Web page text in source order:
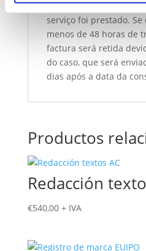
dinheiro será
serviço foi prestado. Se
menos de 48 horas de
factura será retida
do caso, que será
dias após a data da
Productos
Redacción
€540,00 + IVA